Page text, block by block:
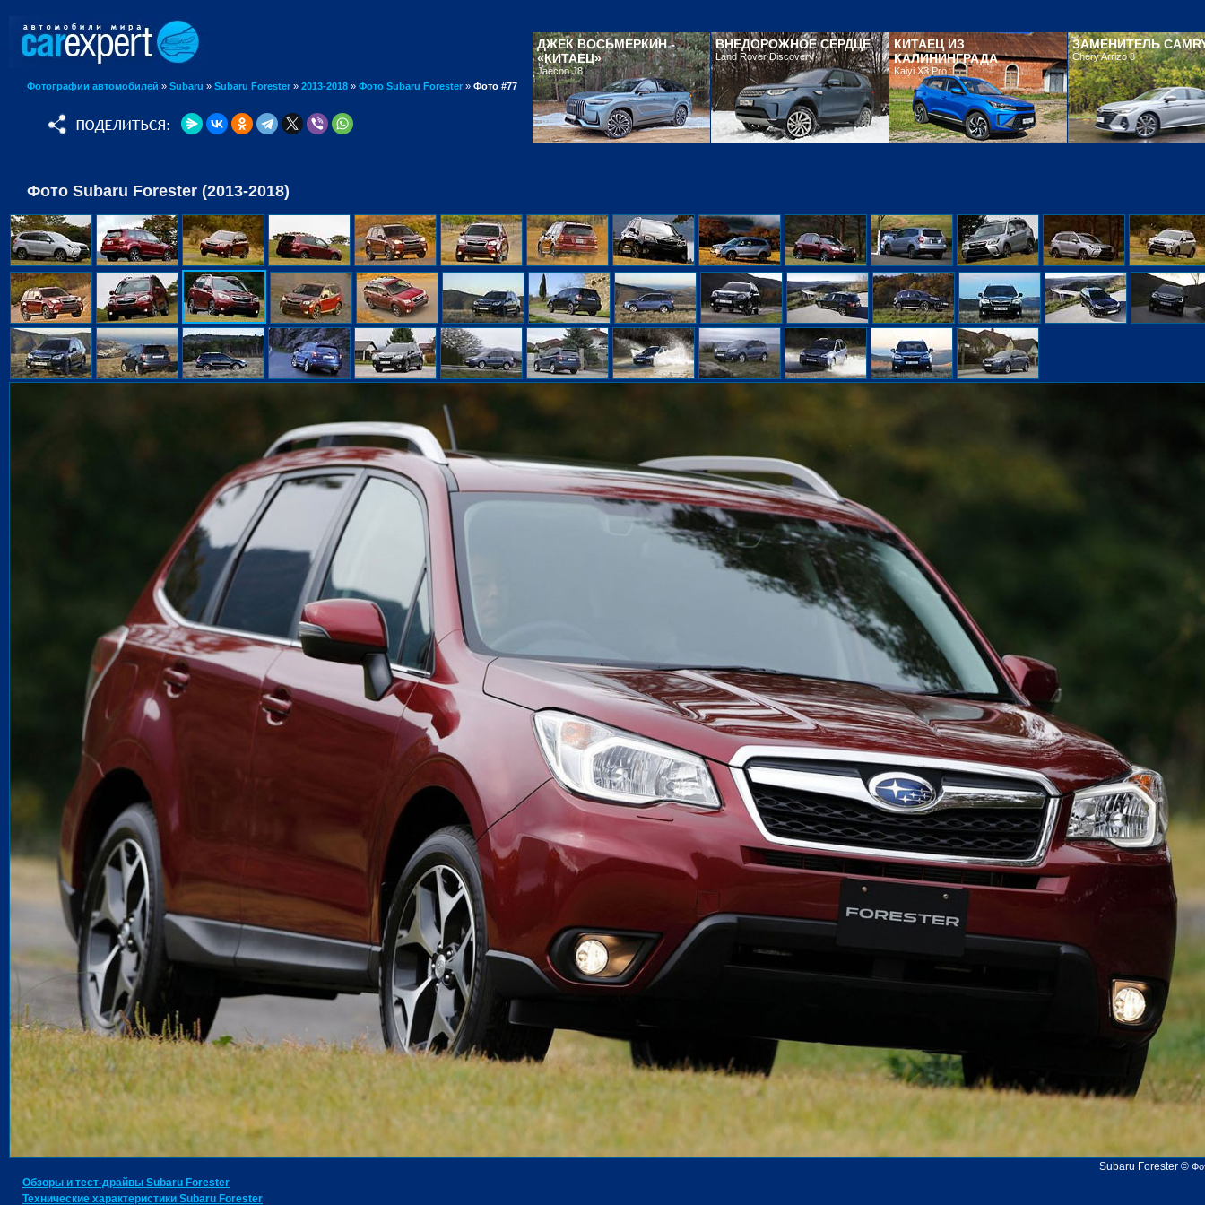
Фотографии автомобилей » Subaru » Subaru Forester » 2013-2018 » Фото Subaru Forester » Фото #77
ДЖЕК ВОСЬМЕРКИН -
«КИТАЕЦ»
Jaecoo J8
ВНЕДОРОЖНОЕ СЕРДЦЕ
Land Rover Discovery
КИТАЕЦ ИЗ
КАЛИНИНГРАДА
Kaiyi X3 Pro
ЗАМЕНИТЕЛЬ
Chery Arrizo 8
Фото Subaru Forester (2013-2018)
Subaru Forester ©
Обзоры и тест-драйвы Subaru Forester
Технические характеристики Subaru Forester